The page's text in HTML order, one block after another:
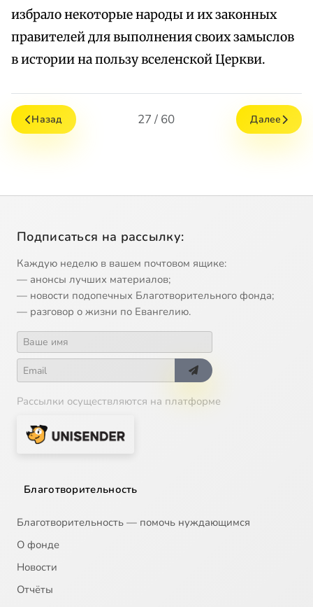
избрало некоторые народы и их законных
правителей для выполнения своих замыслов
в истории на пользу вселенской Церкви.
Назад 27 / 60 Далее
Подписаться на рассылку:
Каждую неделю в вашем почтовом ящике:
— анонсы лучших материалов;
— новости подопечных Благотворительного фонда;
— разговор о жизни по Евангелию.
Рассылки осуществляются на платформе
Благотворительность
Благотворительность — помочь нуждающимся
О фонде
Новости
Отчёты